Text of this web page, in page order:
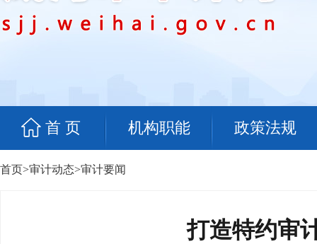
首 页 机构职能 政策法规
首页>审计动态>审计要闻
打造特约审